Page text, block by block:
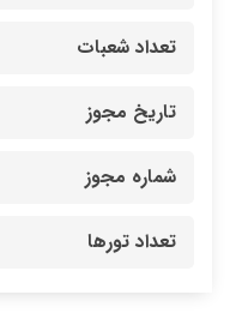
تعداد شعبات
تاریخ مجوز
شماره مجوز
تعداد تورها